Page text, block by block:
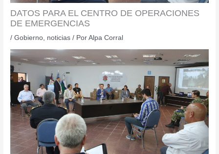
DATOS PARA EL CENTRO DE OPERACIONES
DE EMERGENCIAS
/Gobierno noticias / PorAlpa Corral